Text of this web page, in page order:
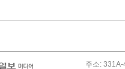
주소: